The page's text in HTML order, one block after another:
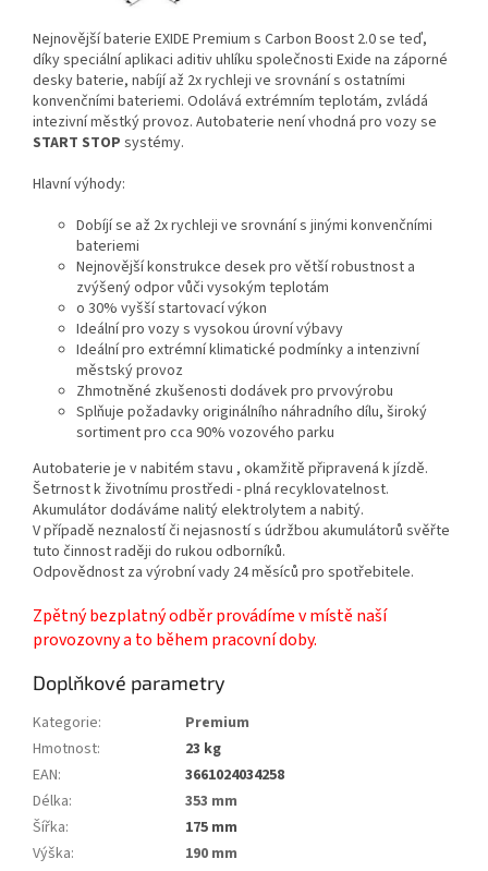
Nejnovější baterie EXIDE Premium s Carbon Boost 2.0 se teď,
díky speciální aplikaci aditiv uhlíku společnosti Exide na záporné
desky baterie, nabíjí až 2x rychleji ve srovnání s ostatními
konvenčními bateriemi. Odolává extrémním teplotám, zvládá
intezivní městký provoz. Autobaterie není vhodná pro vozy se
START STOP systémy.
Hlavní výhody:
Dobíjí se až 2x rychleji ve srovnání s jinými konvenčními
bateriemi
Nejnovější konstrukce desek pro větší robustnost a
zvýšený odpor vůči vysokým teplotám
o 30% vyšší startovací výkon
Ideální pro vozy s vysokou úrovní výbavy
Ideální pro extrémní klimatické podmínky a intenzivní
městský provoz
Zhmotněné zkušenosti dodávek pro prvovýrobu
Splňuje požadavky originálního náhradního dílu, široký
sortiment pro cca 90% vozového parku
Autobaterie je v nabitém stavu , okamžitě připravená k jízdě.
Šetrnost k životnímu prostředi - plná recyklovatelnost.
Akumulátor dodáváme nalitý elektrolytem a nabitý.
V případě neznalostí či nejasností s údržbou akumulátorů svěřte
tuto činnost raději do rukou odborníků.
Odpovědnost za výrobní vady 24 měsíců pro spotřebitele.
Zpětný bezplatný odběr provádíme v místě naší
provozovny a to během pracovní doby.
Doplňkové parametry
Kategorie:
Premium
Hmotnost:
23 kg
EAN:
3661024034258
Délka:
353 mm
Šířka:
175 mm
Výška:
190 mm